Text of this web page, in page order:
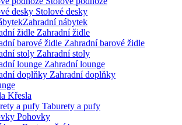
Stolové desky
Zahradní nábytek
Zahradní židle
Zahradní barové židle
Zahradní stoly
Zahradní lounge
Zahradní doplňky
Křesla
Taburety a pufy
Pohovky